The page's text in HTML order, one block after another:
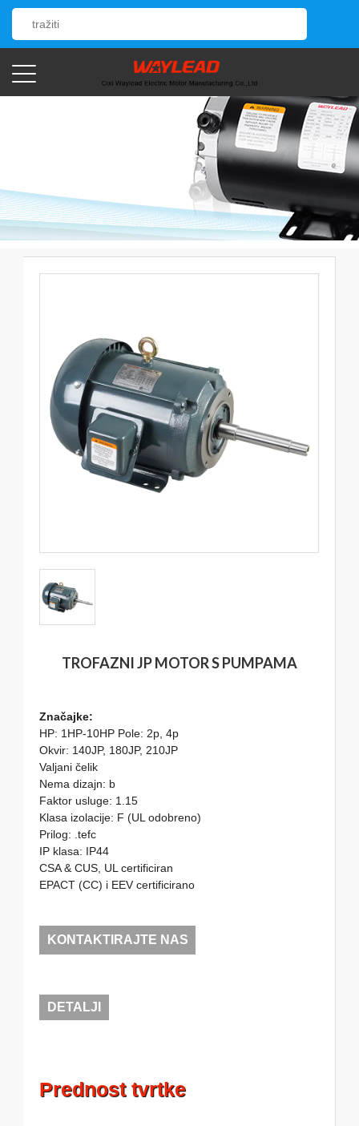
TROFAZNI JP MOTOR S PUMPAMA
Značajke:
HP: 1HP-10HP Pole: 2p, 4p
Okvir: 140JP, 180JP, 210JP
Valjani čelik
Nema dizajn: b
Faktor usluge: 1.15
Klasa izolacije: F (UL odobreno)
Prilog: .tefc
IP klasa: IP44
CSA & CUS, UL certificiran
EPACT (CC) i EEV certificirano
KONTAKTIRAJTE NAS
DETALJI
Prednost tvrtke